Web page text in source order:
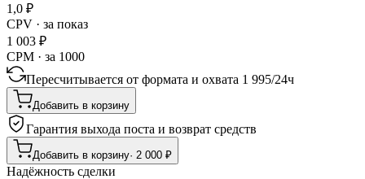
1,0 ₽
CPV · за показ
1 003 ₽
CPM · за 1000
Пересчитывается от формата и охвата 1 995/24ч
Добавить в корзину
Гарантия выхода поста и возврат средств
Добавить в корзину· 2 000 ₽
Надёжность сделки